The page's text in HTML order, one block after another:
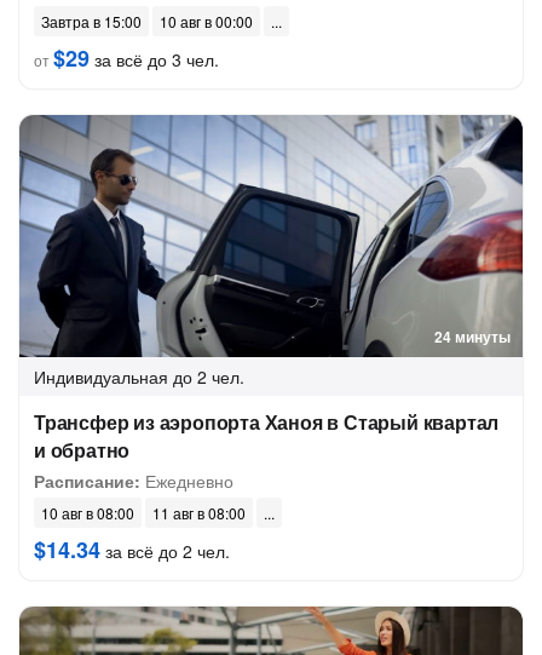
Завтра в 15:00
10 авг в 00:00
от$29 за всё до 3 чел.
24 минуты
Индивидуальная до 2 чел.
Трансфер из аэропорта Ханоя в Старый квартал
и обратно
Расписание: Ежедневно
10 авг в 08:00 11 авг в 08:00
$14.34 за всё до 2 чел.